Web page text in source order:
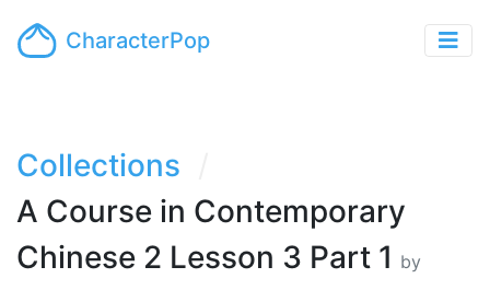
CharacterPop
Collections
A Course in Contemporary
Chinese 2 Lesson 3 Part 1 by